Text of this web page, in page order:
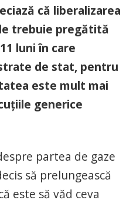
că liberalizarea
trebuie pregătită
luni în care
de stat, pentru
este mult mai
generice
partea de gaze
să prelungească
este să văd ceva